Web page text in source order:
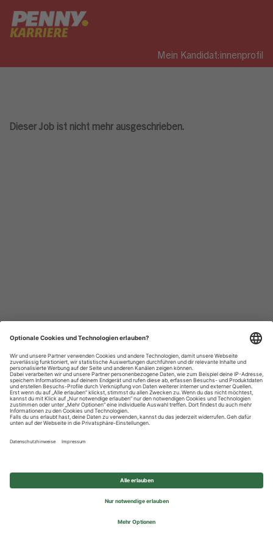
Mein Kandidat:innenprofil
Dieser Job ist nicht mehr ausgeschrieben.
Datenschutzhinweise
Impressum
Privatsphäre-Einstellungen
© 2026 REWE Group - All rights reserved